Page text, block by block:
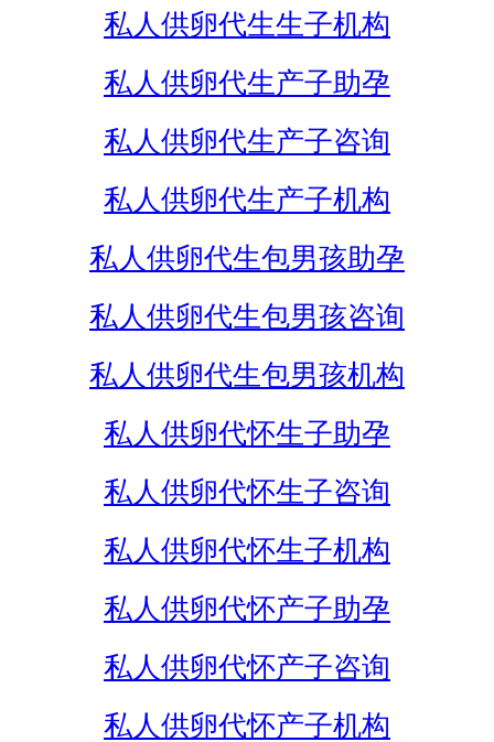
私人供卵代生生子机构
私人供卵代生产子助孕
私人供卵代生产子咨询
私人供卵代生产子机构
私人供卵代生包男孩助孕
私人供卵代生包男孩咨询
私人供卵代生包男孩机构
私人供卵代怀生子助孕
私人供卵代怀生子咨询
私人供卵代怀生子机构
私人供卵代怀产子助孕
私人供卵代怀产子咨询
私人供卵代怀产子机构